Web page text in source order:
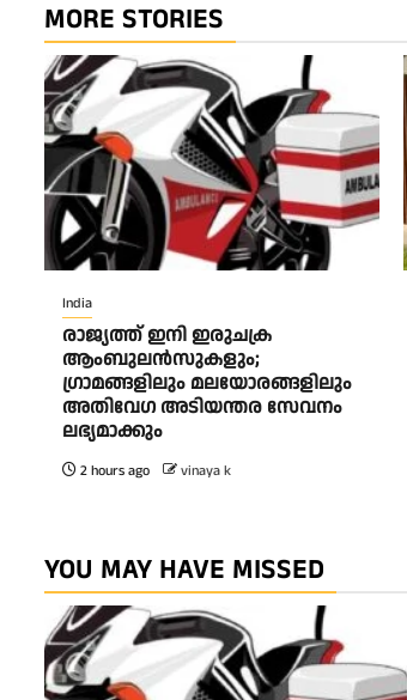
MORE STORIES
India
രാജ്യത്ത് ഇനി ഇരുചക്ര
ആംബുലന്‍സുകളും;
ഗ്രാമങ്ങളിലും മലയോരങ്ങളിലും
അതിവേഗ അടിയന്തര സേവനം
ലഭ്യമാക്കും
2 hours ago vinaya k
YOU MAY HAVE MISSED